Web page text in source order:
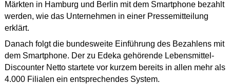
Märkten in Hamburg und Berlin mit dem Smartphone bezahlt
werden, wie das Unternehmen in einer Pressemitteilung
erklärt.
Danach folgt die bundesweite Einführung des Bezahlens mit
dem Smartphone. Der zu Edeka gehörende Lebensmittel-
Discounter Netto startete vor kurzem bereits in allen mehr als
4.000 Filialen ein entsprechendes System.